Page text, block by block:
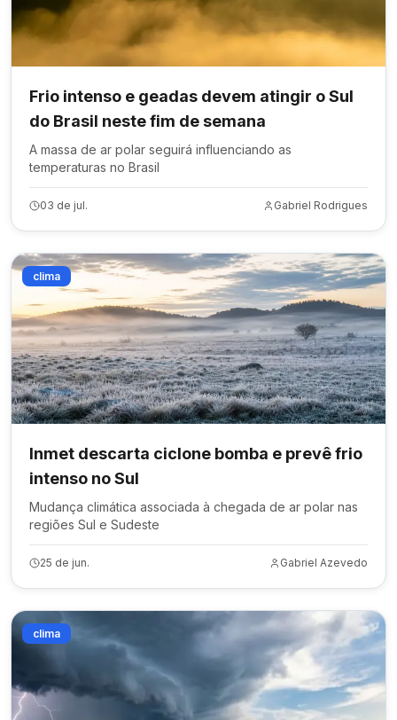
Frio intenso e geadas devem atingir o Sul
do Brasil neste fim de semana
A massa de ar polar seguirá influenciando as
temperaturas no Brasil
03 de jul. Gabriel Rodrigues
clima
Inmet descarta ciclone bomba e prevê frio
intenso no Sul
Mudança climática associada à chegada de ar polar nas
regiões Sul e Sudeste
25 de jun. Gabriel Azevedo
clima